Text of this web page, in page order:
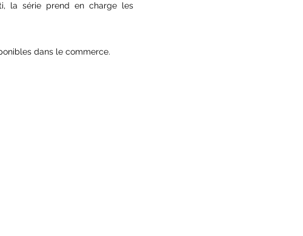
la série prend en charge les
dans le commerce.